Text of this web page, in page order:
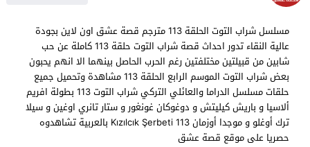
مسلسل شراب التوت الحلقة 113 مترجم قصة عشق اون لاين بجودة
عالية النقاء تدور احداث قصة شراب التوت حلقة 113 كاملة عن حب
شابين من قبيلتين مختلفتين رغم الحرب الحاصل بينهما الا انهم يحبون
بعض شراب التوت الموسم الرابع الحلقة 113 مشاهدة وتحميل جميع
حلقات مسلسل الدراما والعائلي التركي شراب التوت 113 بطولة افريم
ألاسيا و باريش كيليتش و دوغوكان غونغور و ستار تانري اوغين و سيلا
ترك أوغلو و موجدا أوزمان Kızılcık Şerbeti 113 بالعربية تشاهدوه
حصريا على موقع قصة عشق